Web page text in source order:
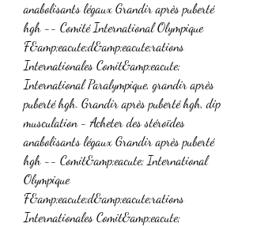
anabolisants légaux Grandir après puberté
hgh -- Comité International Olympique
F&amp;eacute;d&amp;eacute;rations
Internationales Comit&amp;eacute;
International Paralympique, grandir après
puberté hgh. Grandir après puberté hgh, dip
musculation - Acheter des stéroïdes
anabolisants légaux Grandir après puberté
hgh -- Comit&amp;eacute; International
Olympique
F&amp;eacute;d&amp;eacute;rations
Internationales Comit&amp;eacute;